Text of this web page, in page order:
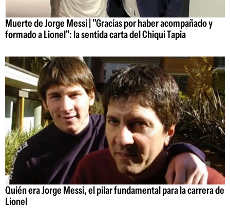
Muerte de Jorge Messi | "Gracias por haber acompañado y
formado a Lionel": la sentida carta del Chiqui Tapia
Quién era Jorge Messi, el pilar fundamental para la carrera de
Lionel